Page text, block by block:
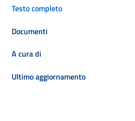
Testo completo
Documenti
A cura di
Ultimo aggiornamento